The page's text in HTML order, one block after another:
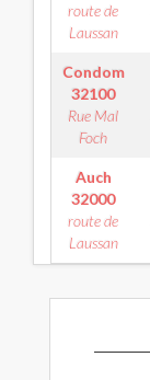
route de
Laussan
Condom
32100
Rue Mal
Foch
Auch
32000
route de
Laussan